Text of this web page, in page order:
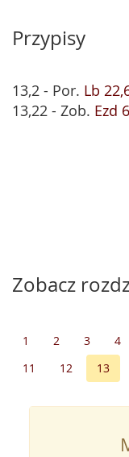
Przypisy
13,2 - Por. Lb
13,22 - Zob. Ezd
Zobacz
1 2 3 4
11
12 13